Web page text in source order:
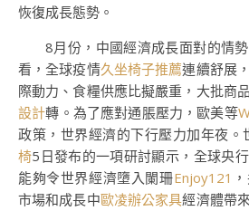
恢復成長態勢。
8月份，中國經濟成長面對的情
看，全球疫情久坐椅子推薦連續舒展
際動力、食糧供應比擬嚴重，大批商
設計轉。為了應對通脹壓力，歐美等
政策，世界經濟的下行壓力加年夜。
椅5日發布的一項研討顯示，全球央
能夠令世界經濟墮入闌珊Enjoy121
市場和成長中歐凌辦公家具經濟體帶